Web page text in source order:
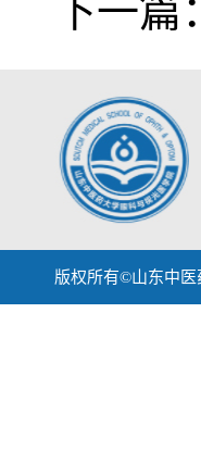
下一篇：
版权所有©山东中医